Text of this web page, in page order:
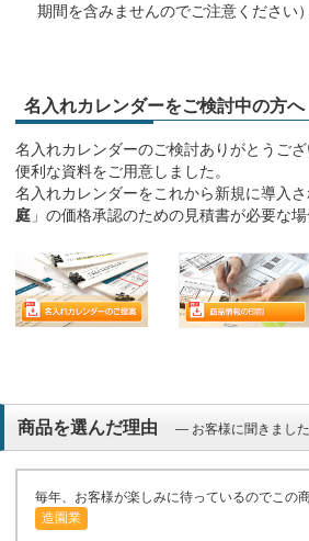
期間を含みませんのでご注意ください）
名入れカレンダーをご検討中の方へ
名入れカレンダーのご検討ありがとうご
便利な資料をご用意しました。
名入れカレンダーをこれから新規に導入
庭 」の価格承認のための見積書が必要な
商品を選んだ理由 ― お客様に聞きまし
毎年、お客様が楽しみに待っているのでこの
造園業